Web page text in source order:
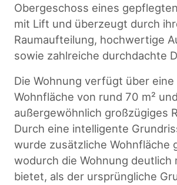
Obergeschoss eines
mit Lift und überzeugt durch
Raumaufteilung, hochwertige
sowie zahlreiche durchdachte
Die Wohnung verfügt über
Wohnfläche von rund 70 m²
außergewöhnlich großzügiges
Durch eine intelligente
wurde zusätzliche Wohnfläche
wodurch die Wohnung deutlich
bietet, als der ursprüngliche